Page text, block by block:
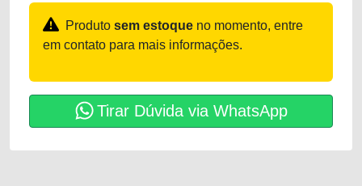
Produto sem estoque no momento, entre
em contato para mais informações.
Tirar Dúvida via WhatsApp